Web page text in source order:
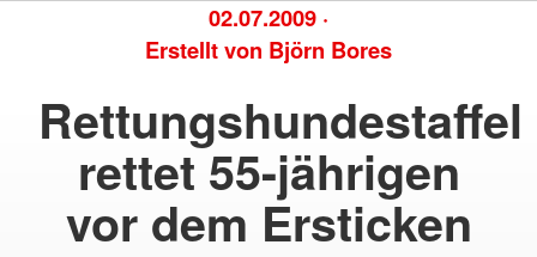
02.07.2009 ·
Erstellt von Björn Bores
Rettungshundestaffel
rettet 55-jährigen
vor dem Ersticken